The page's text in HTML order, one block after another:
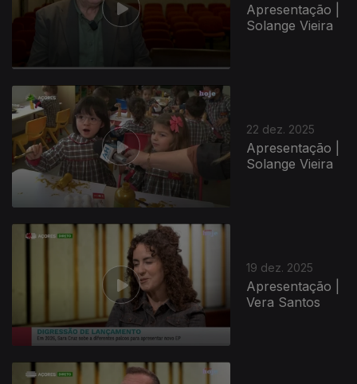
Apresentação |
Solange Vieira
22 dez. 2025
Apresentação |
Solange Vieira
19 dez. 2025
Apresentação |
Vera Santos